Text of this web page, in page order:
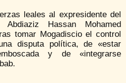
leales al expresidente del
Hassan Mohamed
tomar Mogadiscio el control
disputa política, de «estar
y de «integrarse